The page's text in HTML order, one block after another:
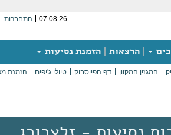
07.08.26 התחברות
הרצאות הזמנת נסיעות
המגזין המקוון דף הפייסבוק טיולי ג'יפים הזמנת